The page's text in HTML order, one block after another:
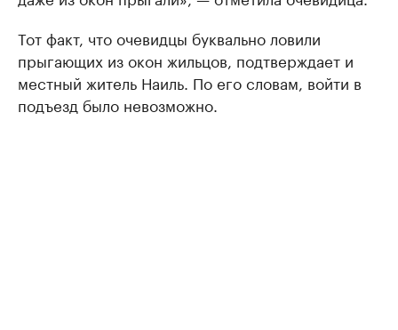
Тот факт, что очевидцы буквально ловили
прыгающих из окон жильцов, подтверждает и
местный житель Наиль. По его словам, войти в
подъезд было невозможно.